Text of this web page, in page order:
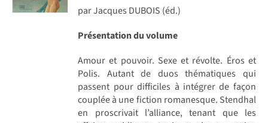
par Jacques DUBOIS (éd.)
Présentation du volume
Amour et pouvoir. Sexe et révolte. Éros et
Polis. Autant de duos thématiques qui
passent pour difficiles à intégrer de façon
couplée à une fiction romanesque. Stendhal
en proscrivait l’alliance, tenant que les